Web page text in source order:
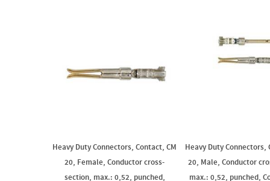
Heavy Duty Connectors, Contact, CM
20, Female, Conductor cross-
section, max.: 0,52, punched,
Heavy Duty Connectors,
20, Male, Conductor
max.: 0,52, punched,